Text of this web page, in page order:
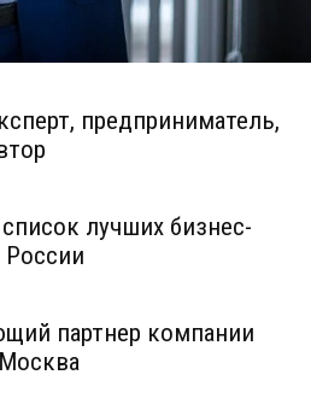
предприниматель,
лучших бизнес-
России
партнер компании